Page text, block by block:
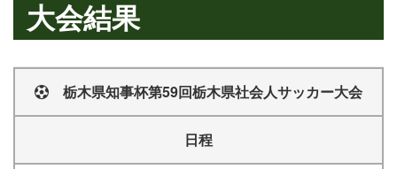
大会結果
栃木県知事杯第59回栃木県社会人サッカー大会
日程